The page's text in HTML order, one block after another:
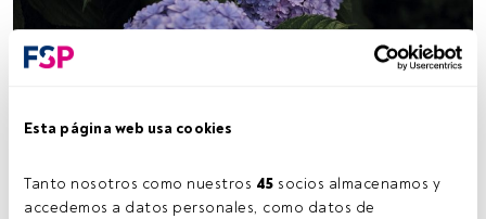
Esta página web usa cookies
Tanto nosotros como nuestros 45 socios almacenamos y
accedemos a datos personales, como datos de
Tiempo lectura:1 min.